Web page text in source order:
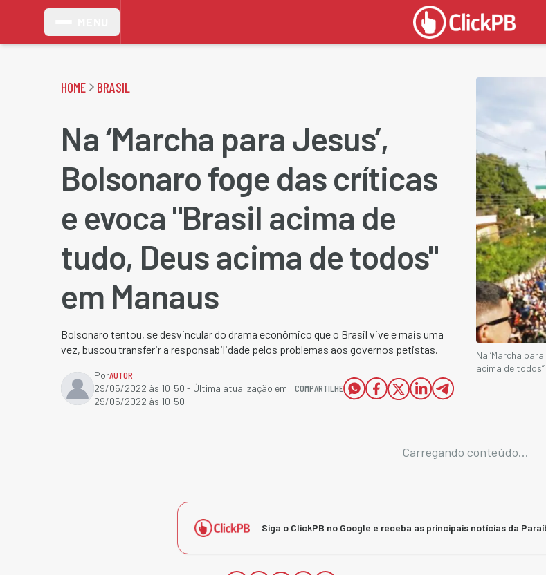
HOME BRASIL
Na ‘Marcha para Jesus’,
Bolsonaro foge das críticas
e evoca "Brasil acima de
tudo, Deus acima de todos"
em Manaus
Bolsonaro tentou, se desvincular do drama econômico que o Brasil vive e mais uma
vez, buscou transferir a responsabilidade pelos problemas aos governos petistas.
PorAUTOR
29/05/2022 às 10:50 - Última atualização em:
29/05/2022 às 10:50
COMPARTILHE
Na ‘Marcha
acima de todos”
Carregando conteúdo...
Siga o ClickPB no Google e receba as principais notícias da